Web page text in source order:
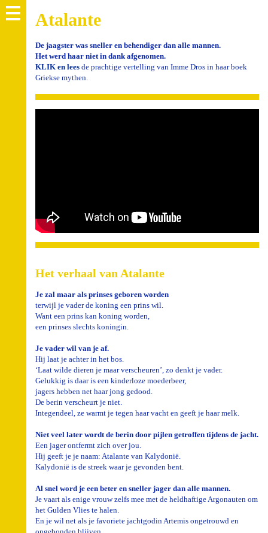
Atalante
De jaagster was sneller en behendiger dan alle mannen.
Het werd haar niet in dank afgenomen.
KLIK en lees de prachtige vertelling van Imme Dros in haar boek
Griekse mythen.
Het verhaal van Atalante
Je zal maar als prinses geboren worden
terwijl je vader de koning een prins wil.
Want een prins kan koning worden,
een prinses slechts koningin.
Je vader wil van je af.
Hij laat je achter in het bos.
‘Laat wilde dieren je maar verscheuren’, zo denkt je vader.
Gelukkig is daar is een kinderloze moederbeer,
jagers hebben net haar jong gedood.
De berin verscheurt je niet.
Integendeel, ze warmt je tegen haar vacht en geeft je haar melk.
Niet veel later wordt de berin door pijlen getroffen tijdens de jacht.
Een jager ontfermt zich over jou.
Hij geeft je je naam: Atalante van Kalydonië.
Kalydonië is de streek waar je gevonden bent.
Al snel word je een beter en sneller jager dan alle mannen.
Je vaart als enige vrouw zelfs mee met de heldhaftige Argonauten om
het Gulden Vlies te halen.
En je wil net als je favoriete jachtgodin Artemis ongetrouwd en